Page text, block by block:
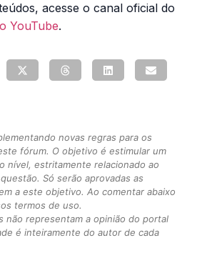
acesse o canal oficial do
YouTube.
novas regras para os
fórum. O objetivo é estimular um
nível, estritamente relacionado ao
Só serão aprovadas as
a este objetivo. Ao comentar abaixo
termos de uso.
não representam a opinião do portal
é inteiramente do autor de cada